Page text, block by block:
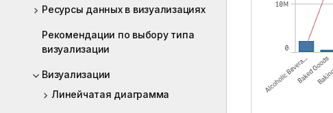
Ресурсы данных в визуализациях
Рекомендации по выбору типа
визуализации
Визуализации
Линейчатая диаграмма